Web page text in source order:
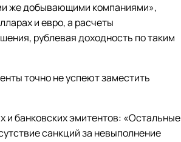
же добывающими компаниями»,
и евро, а расчеты
рублевая доходность по таким
точно не успеют заместить
банковских эмитентов: «Остальные
санкций за невыполнение